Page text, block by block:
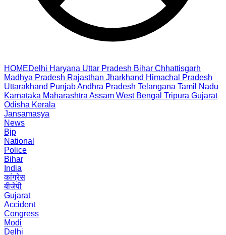
HOMEDelhi Haryana Uttar Pradesh Bihar Chhattisgarh
Madhya Pradesh Rajasthan Jharkhand Himachal Pradesh
Uttarakhand PunjabAndhra Pradesh Telangana Tamil Nadu
Karnataka Maharashtra Assam West Bengal Tripura Gujarat
Odisha Kerala
Jansamasya
News
Bjp
National
Police
Bihar
India
कांग्रेस
बीजेपी
Gujarat
Accident
Congress
Modi
Delhi